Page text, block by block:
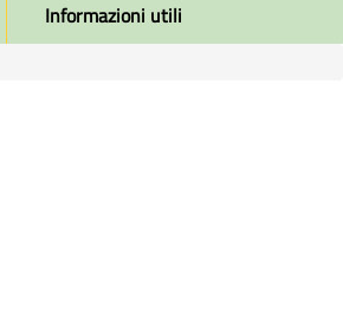
Informazioni utili